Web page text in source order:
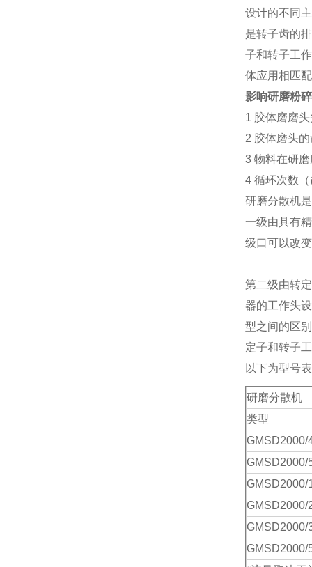
设计的不同
是转子齿的
子和转子工
体应用相匹
影响研磨粉
1 胶体磨磨
2 胶体磨头
3 物料在研
4 循环次数
研磨分散机
一级由具有
级口可以改
第二级由转
器的工作头
型之间的区
定子和转子
以下为型号
研磨分散机
类型
GMSD2000/
GMSD2000/
GMSD2000/
GMSD2000/
GMSD2000/
GMSD2000/